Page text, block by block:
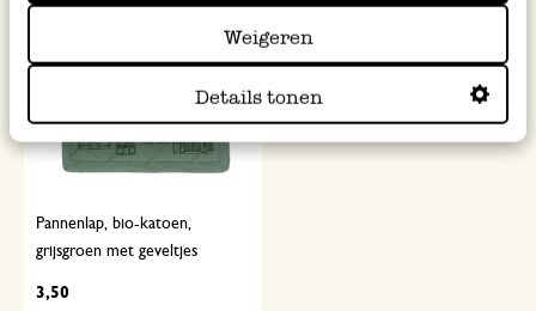
Weigeren
Details tonen
Pannenlap, bio-katoen,
grijsgroen met geveltjes
3,50